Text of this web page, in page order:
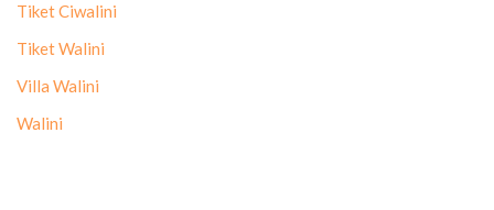
Tiket Ciwalini
Tiket Walini
Villa Walini
Walini